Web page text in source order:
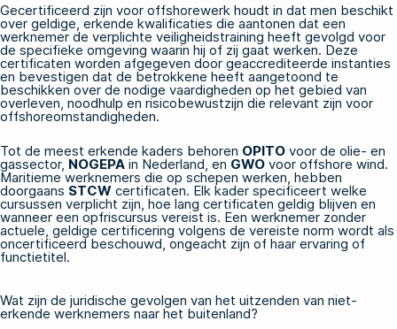
Gecertificeerd zijn voor offshorewerk houdt in dat men beschikt
over geldige, erkende kwalificaties die aantonen dat een
werknemer de verplichte veiligheidstraining heeft gevolgd voor
de specifieke omgeving waarin hij of zij gaat werken. Deze
certificaten worden afgegeven door geaccrediteerde instanties
en bevestigen dat de betrokkene heeft aangetoond te
beschikken over de nodige vaardigheden op het gebied van
overleven, noodhulp en risicobewustzijn die relevant zijn voor
offshoreomstandigheden.
Tot de meest erkende kaders behoren OPITO voor de olie- en
gassector, NOGEPA in Nederland, en GWO voor offshore wind.
Maritieme werknemers die op schepen werken, hebben
doorgaans STCW certificaten. Elk kader specificeert welke
cursussen verplicht zijn, hoe lang certificaten geldig blijven en
wanneer een opfriscursus vereist is. Een werknemer zonder
actuele, geldige certificering volgens de vereiste norm wordt als
oncertificeerd beschouwd, ongeacht zijn of haar ervaring of
functietitel.
Wat zijn de juridische gevolgen van het uitzenden van niet-
erkende werknemers naar het buitenland?